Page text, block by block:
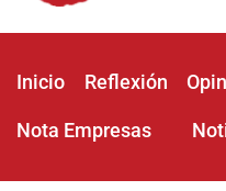
Inicio Reflexión
Nota Empresas